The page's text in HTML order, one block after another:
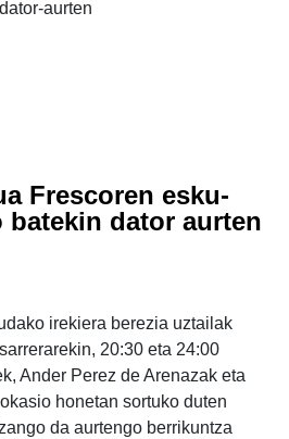
Frescoren esku-
batekin dator aurten
irekiera berezia uztailak
20:30 eta 24:00
Ander Perez de Arenazak eta
honetan sortuko duten
da aurtengo berrikuntza